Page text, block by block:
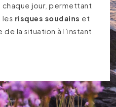
jour, permettant
les risques soudains et
la situation à l’instant